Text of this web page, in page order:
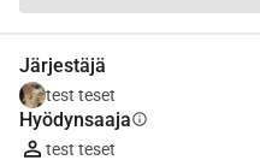
Järjestäjä
test teset
Hyödynsaajainfo
test teset